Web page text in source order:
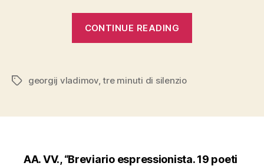
CONTINUE READING
Tagsgeorgij vladimov,tre minuti di silenzio
AA. VV., “Breviario espressionista. 19 poeti